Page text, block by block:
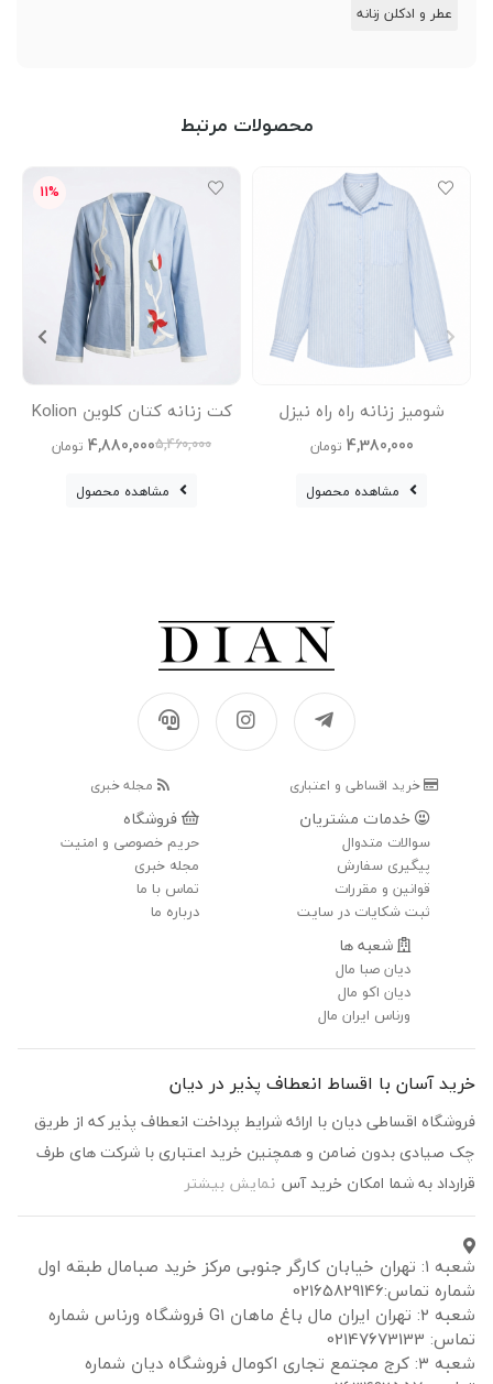
عطر و ادکلن زنانه
محصولات مرتبط
شومیز زنانه راه راه نیزل
4,380,000 تومان
مشاهده محصول
11%
کت زنانه کتان کلوین Kolion
5,460,000
4,880,000 تومان
مشاهده محصول
خرید اقساطی و اعتباری مجله خبری
خدمات مشتریان
سوالات متدوال
پیگیری سفارش
قوانین و مقررات
ثبت شکایات در سایت
فروشگاه
حریم خصوصی و امنیت
مجله خبری
تماس با ما
درباره ما
شعبه ها
دیان صبا مال
دیان اکو مال
ورناس ایران مال
خرید آسان با اقساط انعطاف پذیر در دیان
فروشگاه اقساطی دیان با ارائه شرایط پرداخت انعطاف پذیر که از طریق
چک صیادی بدون ضامن و همچنین خرید اعتباری با شرکت های طرف
قرارداد به شما امکان خرید آس نمایش بیشتر
شعبه ۱: تهران خیابان کارگر جنوبی مرکز خرید صبامال طبقه اول
شماره تماس:02165829146
شعبه ۲: تهران ایران مال باغ ماهان G1 فروشگاه ورناس شماره
تماس: 02147673133
شعبه ۳: کرج مجتمع تجاری اکومال فروشگاه دیان شماره